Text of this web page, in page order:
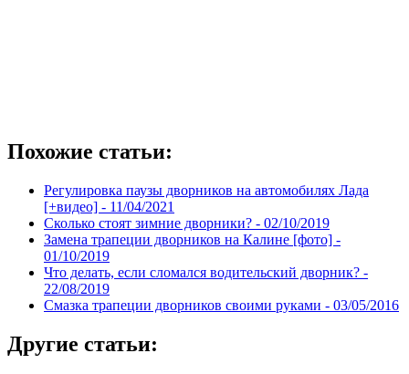
Похожие статьи:
Регулировка паузы дворников на автомобилях Лада
[+видео] - 11/04/2021
Сколько стоят зимние дворники? - 02/10/2019
Замена трапеции дворников на Калине [фото] -
01/10/2019
Что делать, если сломался водительский дворник? -
22/08/2019
Смазка трапеции дворников своими руками - 03/05/2016
Другие статьи: